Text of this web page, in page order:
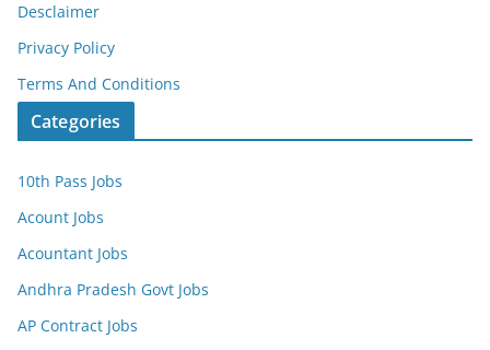
Desclaimer
Privacy Policy
Terms And Conditions
Categories
10th Pass Jobs
Acount Jobs
Acountant Jobs
Andhra Pradesh Govt Jobs
AP Contract Jobs